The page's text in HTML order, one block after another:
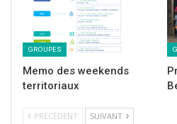
GROUPES
Memo des weekends
territoriaux
PRÉCÉDENT SUIVANT